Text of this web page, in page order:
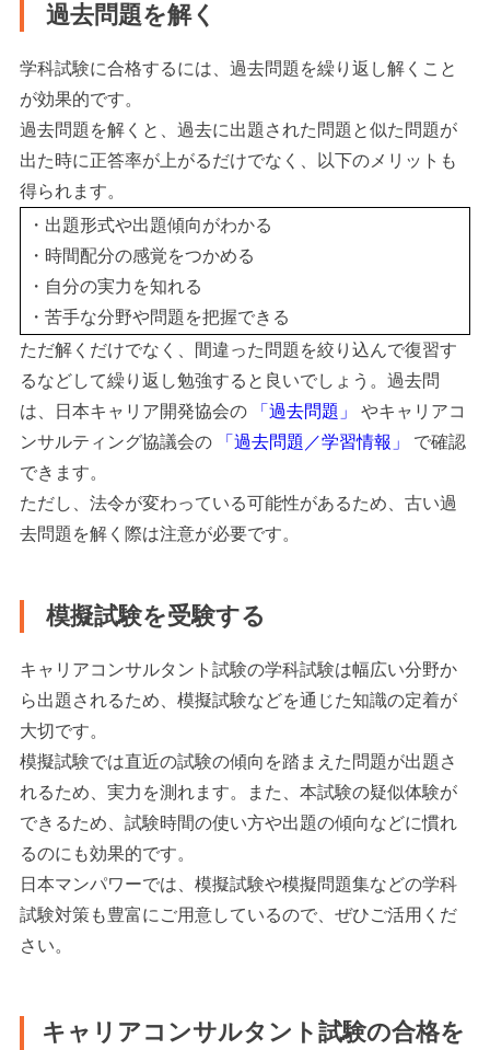
過去問題を解く
学科試験に合格するには、過去問題を繰り返し解くこと
が効果的です。
過去問題を解くと、過去に出題された問題と似た問題が
出た時に正答率が上がるだけでなく、以下のメリットも
得られます。
・出題形式や出題傾向がわかる
・時間配分の感覚をつかめる
・自分の実力を知れる
・苦手な分野や問題を把握できる
ただ解くだけでなく、間違った問題を絞り込んで復習す
るなどして繰り返し勉強すると良いでしょう。過去問
は、日本キャリア開発協会の
「過去問題」
やキャリアコ
ンサルティング協議会の
「過去問題／学習情報」
で確認
できます。
ただし、法令が変わっている可能性があるため、古い過
去問題を解く際は注意が必要です。
模擬試験を受験する
キャリアコンサルタント試験の学科試験は幅広い分野か
ら出題されるため、模擬試験などを通じた知識の定着が
大切です。
模擬試験では直近の試験の傾向を踏まえた問題が出題さ
れるため、実力を測れます。また、本試験の疑似体験が
できるため、試験時間の使い方や出題の傾向などに慣れ
るのにも効果的です。
日本マンパワーでは、模擬試験や模擬問題集などの学科
試験対策も豊富にご用意しているので、ぜひご活用くだ
さい。
キャリアコンサルタント試験の合格を